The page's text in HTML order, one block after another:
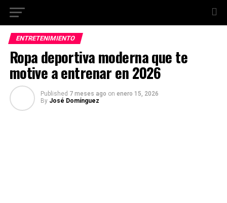
ENTRETENIMIENTO
Ropa deportiva moderna que te
motive a entrenar en 2026
Published 7 meses ago on enero 15, 2026
By José Domínguez